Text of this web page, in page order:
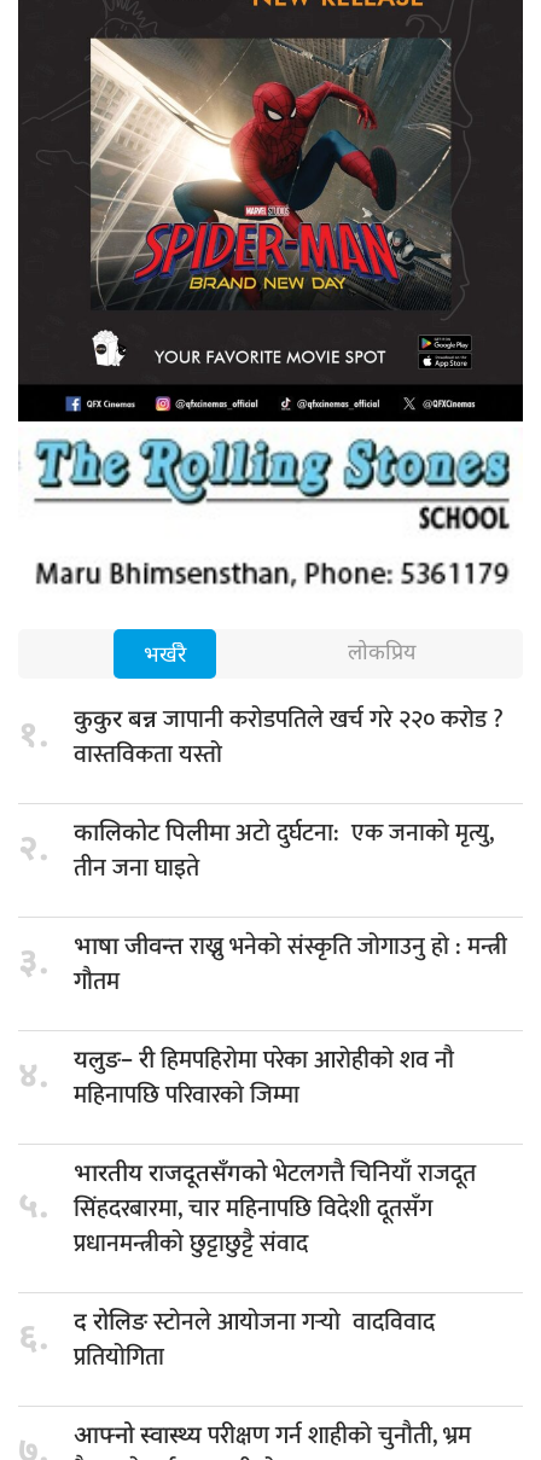
भर्खरै लोकप्रिय
१. कुकुर बन्नजापानी करोडपतिले खर्च गरे २२० करोड ?
वास्तविकता यस्तो
२. कालिकोट पिलीमाअटो दुर्घटना: एक जनाको मृत्यु,
तीन जना घाइते
३. भाषा जीवन्तराख्नु भनेको संस्कृति जोगाउनु हो : मन्त्री
गौतम
४. यलुङ– रीहिमपहिरोमा परेका आरोहीको शव नौ
महिनापछि परिवारको जिम्मा
५.
भारतीय राजदूतसँगकोभेटलगत्तै चिनियाँ राजदूत
सिंहदरबारमा, चार महिनापछि विदेशी दूतसँग
प्रधानमन्त्रीको छुट्टाछुट्टै संवाद
६. द रोलिङस्टोनले आयोजना गर्‍यो वादविवाद
प्रतियोगिता
आफ्नो स्वास्थ्यपरीक्षण गर्न शाहीको चुनौती, भ्रम